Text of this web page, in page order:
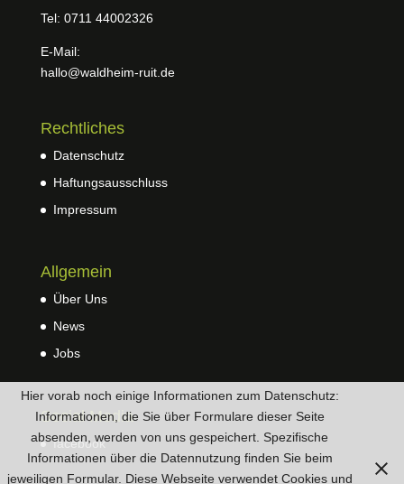
Tel: 0711 44002326
E-Mail:
hallo@waldheim-ruit.de
Rechtliches
Datenschutz
Haftungsausschluss
Impressum
Allgemein
Über Uns
News
Jobs
Social Media
facebook
Hier vorab noch einige Informationen zum Datenschutz:
Informationen, die Sie über Formulare dieser Seite
absenden, werden von uns gespeichert. Spezifische
Informationen über die Datennutzung finden Sie beim
jeweiligen Formular. Diese Webseite verwendet Cookies und